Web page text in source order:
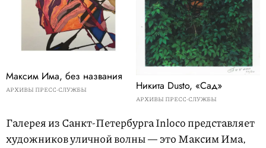
Максим Има, без названия
АРХИВЫ ПРЕСС-СЛУЖБЫ Никита Dusto, «Сад»
АРХИВЫ ПРЕСС-СЛУЖБЫ
Галерея из Санкт-Петербурга Inloco представляет
художников уличной волны — это Максим Има,